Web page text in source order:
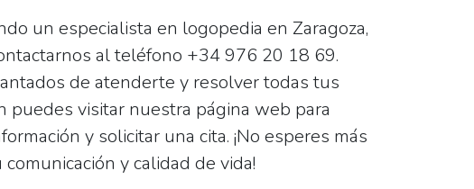
un especialista en logopedia en Zaragoza,
al teléfono +34 976 20 18 69.
de atenderte y resolver todas tus
puedes visitar nuestra página web para
y solicitar una cita. ¡No esperes más
y calidad de vida!